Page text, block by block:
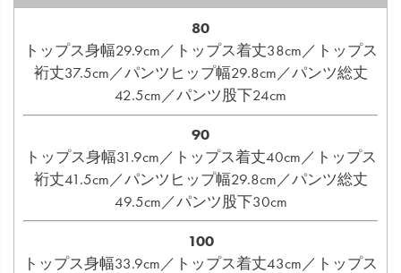
80
トップス身幅29.9cm／トップス着丈38cm／トップス
裄丈37.5cm／パンツヒップ幅29.8cm／パンツ総丈
42.5cm／パンツ股下24cm
90
トップス身幅31.9cm／トップス着丈40cm／トップス
裄丈41.5cm／パンツヒップ幅29.8cm／パンツ総丈
49.5cm／パンツ股下30cm
100
トップス身幅33.9cm／トップス着丈43cm／トップス